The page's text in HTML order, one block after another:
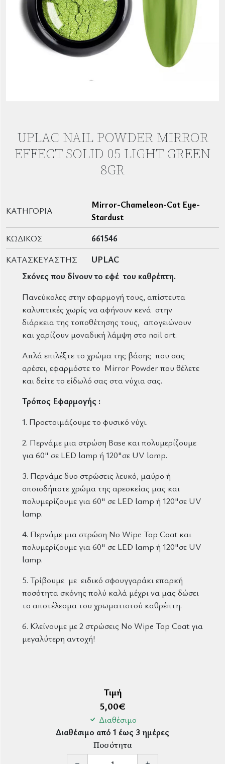
UPLAC NAIL POWDER MIRROR
EFFECT SOLID 05 LIGHT GREEN
8GR
ΚΑΤΗΓΟΡΊΑ
Mirror-Chameleon-Cat Eye-
Stardust
ΚΩΔΙΚΌΣ
661546
ΚΑΤΑΣΚΕΥΑΣΤΉΣ
UPLAC
Σκόνες που δίνουν το εφέ του καθρέπτη.
Πανεύκολες στην εφαρμογή τους, απίστευτα
καλυπτικές χωρίς να αφήνουν κενά στην
διάρκεια της τοποθέτησης τους, απογειώνουν
και χαρίζουν μοναδική λάμψη στο nail art.
Απλά επιλέξτε το χρώμα της βάσης που σας
αρέσει, εφαρμόστε το Mirror Powder που θέλετε
και δείτε το είδωλό σας στα νύχια σας.
Τρόπος Εφαρμογής :
1. Προετοιμάζουμε το φυσικό νύχι.
2. Περνάμε μια στρώση Base και πολυμερίζουμε
για 60" σε LED lamp ή 120"σε UV lamp.
3. Περνάμε δυο στρώσεις λευκό, μαύρο ή
οποιοδήποτε χρώμα της αρεσκείας μας και
πολυμερίζουμε για 60" σε LED lamp ή 120"σε UV
lamp.
4. Περνάμε μια στρώση No Wipe Top Coat και
πολυμερίζουμε για 60" σε LED lamp ή 120"σε UV
lamp.
5. Τρίβουμε με ειδικό σφουγγαράκι επαρκή
ποσότητα σκόνης πολύ καλά μέχρι να μας δώσει
το αποτέλεσμα του χρωματιστού καθρέπτη.
6. Κλείνουμε με 2 στρώσεις No Wipe Top Coat για
μεγαλύτερη αντοχή!
Τιμή
5,00€
Διαθέσιμο
Διαθέσιμο από 1 έως 3 ημέρες
Ποσότητα